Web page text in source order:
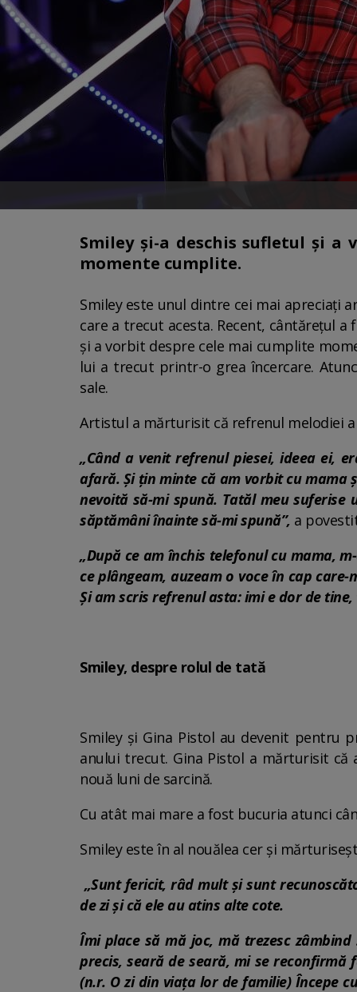
Smiley și-a deschis sufletul și
momente cumplite.
Smiley este unul dintre cei mai apreciați
care a trecut acesta. Recent, cântărețul
și a vorbit despre cele mai cumplite
lui a trecut printr-o grea încercare.
sale.
Artistul a mărturisit că refrenul melodiei
„Când a venit refrenul piesei, ideea ei,
afară. Și țin minte că am vorbit cu mama
nevoită să-mi spună. Tatăl meu suferise
săptămâni înainte să-mi spună”, a
„După ce am închis telefonul cu mama,
ce plângeam, auzeam o voce în cap care-
Și am scris refrenul asta: imi e dor de tine,
Smiley, despre rolul de tată
Smiley și Gina Pistol au devenit pentru
anului trecut. Gina Pistol a mărturisit
nouă luni de sarcină.
Cu atât mai mare a fost bucuria atunci
Smiley este în al nouălea cer și
„Sunt fericit, râd mult și sunt
de zi și că ele au atins alte cote.
Îmi place să mă joc, mă trezesc
precis, seară de seară, mi se reconfirmă
(n.r. O zi din viața lor de familie) Începe